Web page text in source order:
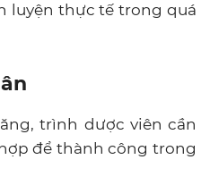
luyện thực tế trong quá
trình dược viên cần
để thành công trong